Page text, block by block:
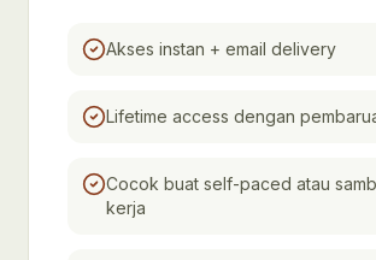
Akses instan + email delivery
Lifetime access dengan
Cocok buat self-paced atau
kerja